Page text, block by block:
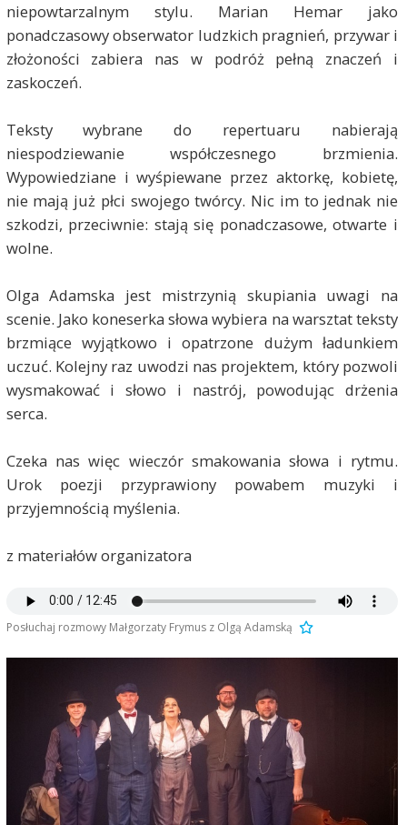
niepowtarzalnym stylu. Marian Hemar jako
ponadczasowy obserwator ludzkich pragnień, przywar i
złożoności zabiera nas w podróż pełną znaczeń i
zaskoczeń.
Teksty wybrane do repertuaru nabierają
niespodziewanie współczesnego brzmienia.
Wypowiedziane i wyśpiewane przez aktorkę, kobietę,
nie mają już płci swojego twórcy. Nic im to jednak nie
szkodzi, przeciwnie: stają się ponadczasowe, otwarte i
wolne.
Olga Adamska jest mistrzynią skupiania uwagi na
scenie. Jako koneserka słowa wybiera na warsztat teksty
brzmiące wyjątkowo i opatrzone dużym ładunkiem
uczuć. Kolejny raz uwodzi nas projektem, który pozwoli
wysmakować i słowo i nastrój, powodując drżenia
serca.
Czeka nas więc wieczór smakowania słowa i rytmu.
Urok poezji przyprawiony powabem muzyki i
przyjemnością myślenia.
z materiałów organizatora
Posłuchaj rozmowy Małgorzaty Frymus z Olgą Adamską